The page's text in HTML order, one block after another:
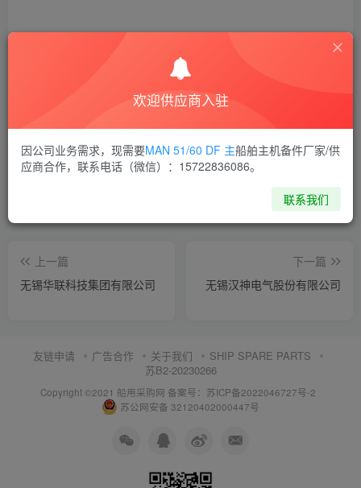
THE END
喜欢就支持一下吧
上一篇
无锡华联科技集团有限公司
下一篇
无锡汉神电气股份有限公司
友链申请 广告合作 关于我们
SHIP SPARE PARTS
苏B2-20230266
Copyright ©2021 船用采购网 备案号：苏ICP备2022046727号-2
苏公网安备 32120402000447号
欢迎供应商入驻
因公司业务需求，现需要MAN 51/60 DF 主船舶主机备件厂家/供
应商合作，联系电话（微信）：15722836086。
联系我们